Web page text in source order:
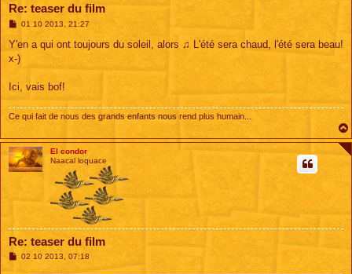
Re: teaser du film
M
s
a
01 10 2013, 21:27
Y'en a qui ont toujours du soleil, alors ♫ L'été sera chaud, l'été sera beau!
x-)
Ici, vais bof!
Ce qui fait de nous des grands enfants nous rend plus humain...
El condor
Naacal loquace
Re: teaser du film
M02 10 2013, 07:18